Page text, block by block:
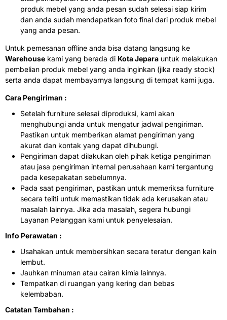
produk mebel yang anda pesan sudah selesai siap kirim
dan anda sudah mendapatkan foto final dari produk mebel
yang anda pesan.
Untuk pemesanan offline anda bisa datang langsung ke
Warehouse kami yang berada di Kota Jepara untuk melakukan
pembelian produk mebel yang anda inginkan (jika ready stock)
serta anda dapat membayarnya langsung di tempat kami juga.
Cara Pengiriman :
Setelah furniture selesai diproduksi, kami akan
menghubungi anda untuk mengatur jadwal pengiriman.
Pastikan untuk memberikan alamat pengiriman yang
akurat dan kontak yang dapat dihubungi.
Pengiriman dapat dilakukan oleh pihak ketiga pengiriman
atau jasa pengiriman internal perusahaan kami tergantung
pada kesepakatan sebelumnya.
Pada saat pengiriman, pastikan untuk memeriksa furniture
secara teliti untuk memastikan tidak ada kerusakan atau
masalah lainnya. Jika ada masalah, segera hubungi
Layanan Pelanggan kami untuk penyelesaian.
Info Perawatan :
Usahakan untuk membersihkan secara teratur dengan kain
lembut.
Jauhkan minuman atau cairan kimia lainnya.
Tempatkan di ruangan yang kering dan bebas
kelembaban.
Catatan Tambahan :